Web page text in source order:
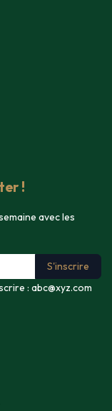
!
avec les
S'inscrire
: abc@xyz.com